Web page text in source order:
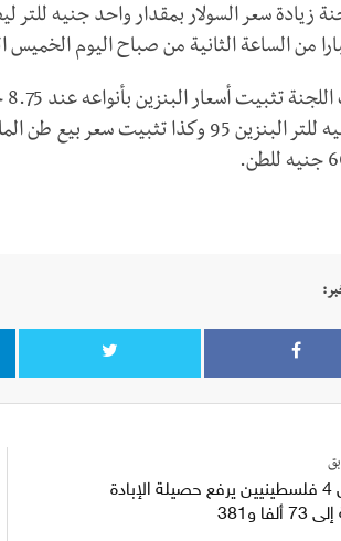
من الساعة الثانية من صباح اليوم الخميس الموافق 04 /
11.50 جنيه للتر البنزين 95 وكذا
غزة.. مقتل 4 فلسطينيين يرفع حصيلة الإبادة
و381